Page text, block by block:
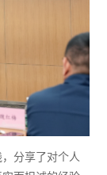
分享了对个人